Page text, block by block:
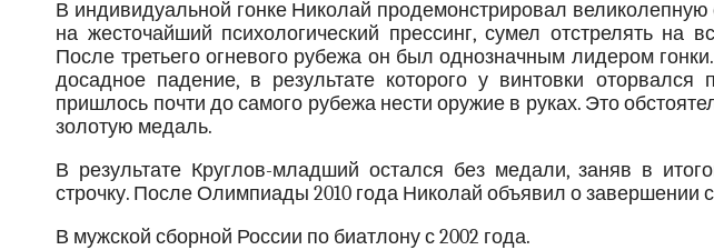
В индивидуальной гонке Николай продемонстрировал великолепную
на жесточайший психологический прессинг, сумел отстрелять на
После третьего огневого рубежа он был однозначным лидером
досадное падение, в результате которого у винтовки оторвался
пришлось почти до самого рубежа нести оружие в руках. Это
золотую медаль.
В результате Круглов-младший остался без медали, заняв в
строчку. После Олимпиады 2010 года Николай объявил о завершении
В мужской сборной России по биатлону с 2002 года.